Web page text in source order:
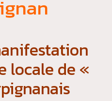
locale de «